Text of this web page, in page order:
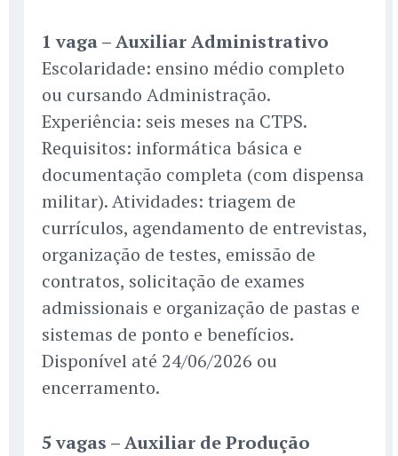
1 vaga – Auxiliar Administrativo
Escolaridade: ensino médio completo
ou cursando Administração.
Experiência: seis meses na CTPS.
Requisitos: informática básica e
documentação completa (com dispensa
militar). Atividades: triagem de
currículos, agendamento de entrevistas,
organização de testes, emissão de
contratos, solicitação de exames
admissionais e organização de pastas e
sistemas de ponto e benefícios.
Disponível até 24/06/2026 ou
encerramento.
5 vagas – Auxiliar de Produção